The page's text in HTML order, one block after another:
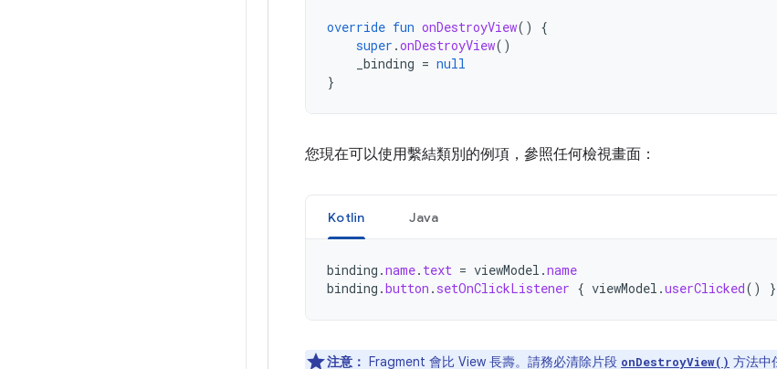
override fun onDestroyView()
{
super .onDestroyView()
_binding = null
}
您現在可以使用繫結類別的例項，參照任何檢視畫面：
Kotlin Java
binding .name. text = viewModel .name
binding .button . setOnClickListener { viewModel .userClicked() }
注意： Fragment 會比 View 長壽。請務必清除片段 onDestroyView() 方法中